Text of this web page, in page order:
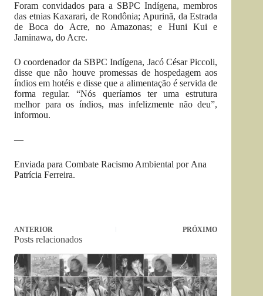
Foram convidados para a SBPC Indígena, membros
das etnias Kaxarari, de Rondônia; Apurinã, da Estrada
de Boca do Acre, no Amazonas; e Huni Kui e
Jaminawa, do Acre.
O coordenador da SBPC Indígena, Jacó César Piccoli,
disse que não houve promessas de hospedagem aos
índios em hotéis e disse que a alimentação é servida de
forma regular. “Nós queríamos ter uma estrutura
melhor para os índios, mas infelizmente não deu”,
informou.
—
Enviada para Combate Racismo Ambiental por Ana
Patrícia Ferreira.
ANTERIOR PRÓXIMO
Posts relacionados